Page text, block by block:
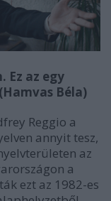
Ez az egy
Béla)
Reggio a
annyit tesz,
az
a
ezt az 1982-es